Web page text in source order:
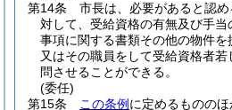
第14条
市長は、必要があると認
対して、受給資格の有無及び手
事項に関する書類その他の物件を
又はその職員をして受給資格者
問させることができる。
(委任)
第15条
この条例 に定めるもののほ